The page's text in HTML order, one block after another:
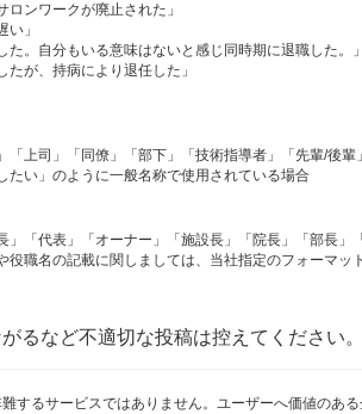
ロンワークが廃止された」
い」
た。自分もいる意味はないと感じ同時期に退職した。」
たが、持病により退任した」
「上司」「同僚」「部下」「技術指導者」「先輩/後輩」
たい」のように一般名称で使用されている場合
」「代表」「オーナー」「施設長」「院長」「部長」
職名の記載に関しましては、当社指定のフォーマッ
るなど不適切な投稿は控えてください。
するサービスではありません。ユーザーへ価値のあ